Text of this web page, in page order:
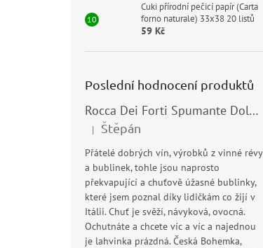
Cuki přírodní pečicí papír (Carta
forno naturale) 33x38 20 listů
59 Kč
Poslední hodnocení produktů
Rocca Dei Forti Spumante Dolce 11,5% 0,75l
Hodnocení produktu je 5 z 5 hvězdiček.
| Štěpán
Přátelé dobrých vín, výrobků z vinné révy
a bublinek, tohle jsou naprosto
překvapující a chuťově úžasné bublinky,
které jsem poznal díky lidičkám co žijí v
Itálii. Chuť je svěží, návyková, ovocná.
Ochutnáte a chcete víc a víc a najednou
je lahvinka prázdná. Česká Bohemka,